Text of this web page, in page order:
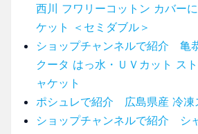
西川 フワリーコットン カバー
ケット ＜セミダブル＞
ショップチャンネルで紹介 亀
クータ はっ水・ＵＶカット ス
ャケット
ポシュレで紹介 広島県産 冷凍
ショップチャンネルで紹介 シ